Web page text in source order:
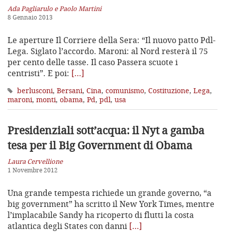
Ada Pagliarulo e Paolo Martini
8 Gennaio 2013
Le aperture Il Corriere della Sera: “Il nuovo patto Pdl-
Lega. Siglato l’accordo. Maroni: al Nord resterà il 75
per cento delle tasse. Il caso Passera scuote i
centristi”. E poi: […]
berlusconi, Bersani, Cina, comunismo, Costituzione, Lega,
maroni, monti, obama, Pd, pdl, usa
Presidenziali sott’acqua: il Nyt a gamba
tesaper il Big Government di Obama
Laura Cervellione
1 Novembre 2012
Una grande tempesta richiede un grande governo, “a
big government” ha scritto il New York Times, mentre
l’implacabile Sandy ha ricoperto di flutti la costa
atlantica degli States con danni […]